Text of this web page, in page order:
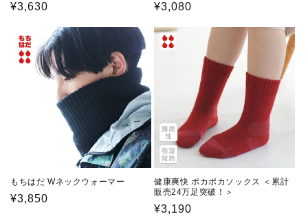
通
価
格
¥3,630
通
価
¥3,080
もちはだ Wネックウォーマー
通
¥3,850
健康爽快 ポカポカソックス ＜累計
販売24万足突破！＞
通
¥3,190